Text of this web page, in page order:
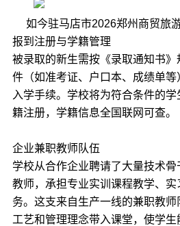
如今驻马店市2026郑州商贸旅
报到注册与学籍管理​​
被录取的新生需按《录取通知书
件（如准考证、户口本、成绩单
入学手续。学校将为符合条件的
籍注册，学籍信息全国联网可查。
企业兼职教师队伍​​
学校从合作企业聘请了大量技术
教师，承担专业实训课程教学、
务。这支来自生产一线的兼职教师
工艺和管理理念带入课堂，使学